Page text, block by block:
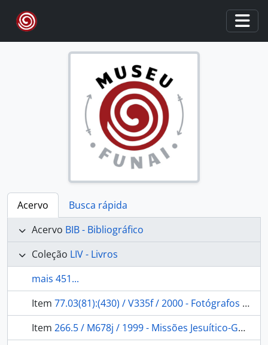
Skip to main content
Acervo
Busca rápida
Acervo BIB - Bibliográfico
Coleção LIV - Livros
mais 451...
Item 77.03(81):(430) / V335f / 2000 - Fotógrafos alemães no Brasil do século XIX:
Item 266.5 / M678j / 1999 - Missões Jesuítico-Guaranis: Jesuitic-Guarani Missions.